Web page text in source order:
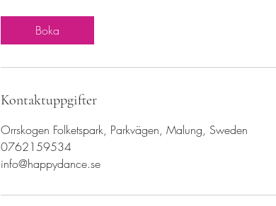
Boka
Kontaktuppgifter
Orrskogen Folketspark, Parkvägen, Malung, Sweden
0762159534
info@happydance.se